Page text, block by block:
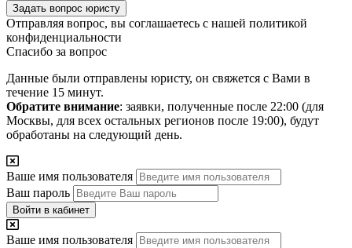
Задать вопрос юристу
Отправляя вопрос, вы соглашаетесь с нашей политикой
конфиденциальности
Спасибо за вопрос
Данные были отправлены юристу, он свяжется с Вами в
течение 15 минут.
Обратите внимание: заявки, полученные после 22:00 (для
Москвы, для всех остальных регионов после 19:00), будут
обработаны на следующий день.
Ваше имя пользователя
Ваш пароль
Войти в кабинет
Ваше имя пользователя